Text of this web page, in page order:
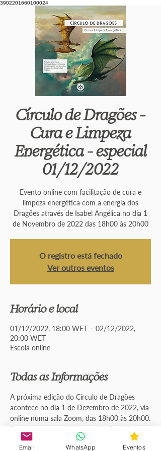
3902201660100024
Círculo de Dragões -
Cura e Limpeza
Energética - especial
01/12/2022
Evento online com facilitação de cura e
limpeza energética com a energia dos
Dragões através de Isabel Angélica no dia 1
de Novembro de 2022 das 18h00 às 20h00
O registro está fechado
Ver outros eventos
Horário e local
01/12/2022, 18:00 WET – 02/12/2022,
20:00 WET
Escola online
Todas as Informações
A próxima edição do Círculo de Dragões
acontece no dia 1 de Dezembro de 2022, via
online numa sala Zoom, das 18h00 às 20h00.
Receberemos uma Abertura de Caminhos
bem especial dos Dragões e Arcanjo Miguel!
Email WhatsApp Eventos